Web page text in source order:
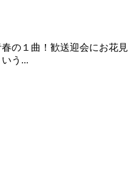
の１曲！歓送迎会にお花
う...